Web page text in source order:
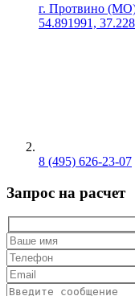
г. Протвино
54.891991,
8 (495) 626-23-07
Запрос на расчет